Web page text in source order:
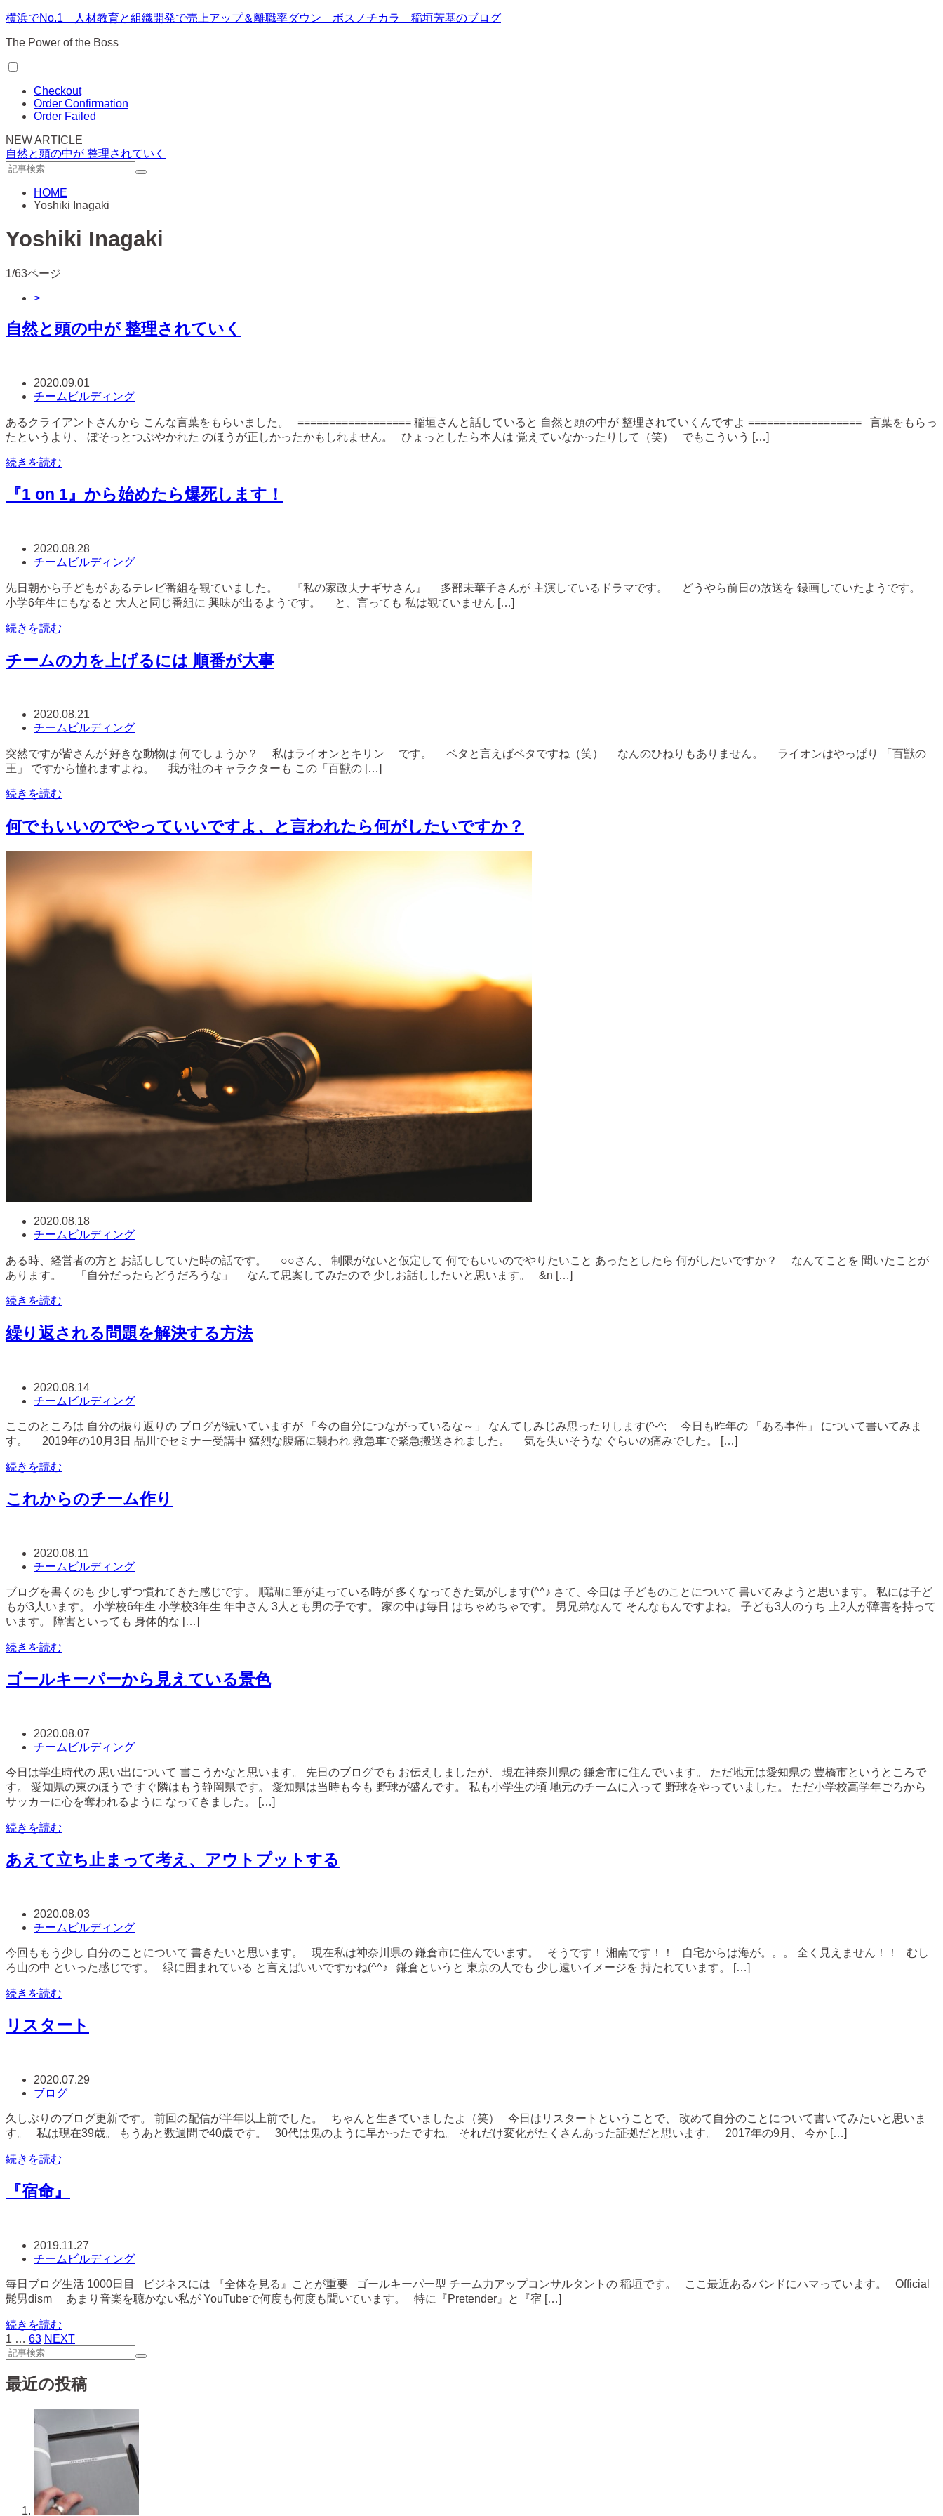
横浜でNo.1 人材教育と組織開発で売上アップ＆離職率ダウン ボスノチカラ 稲垣芳基のブログ
The Power of the Boss
Checkout
Order Confirmation
Order Failed
NEW ARTICLE
自然と頭の中が 整理されていく
HOME
Yoshiki Inagaki
Yoshiki Inagaki
1/63ページ
>
自然と頭の中が 整理されていく
2020.09.01
チームビルディング
あるクライアントさんから こんな言葉をもらいました。 ================== 稲垣さんと話していると 自然と頭の中が 整理されていくんですよ ================== 言葉をもらっ
たというより、 ぼそっとつぶやかれた のほうが正しかったかもしれません。 ひょっとしたら本人は 覚えていなかったりして（笑） でもこういう […]
続きを読む
『1 on 1』から始めたら爆死します！
2020.08.28
チームビルディング
先日朝から子どもが あるテレビ番組を観ていました。 『私の家政夫ナギサさん』 多部未華子さんが 主演しているドラマです。 どうやら前日の放送を 録画していたようです。
小学6年生にもなると 大人と同じ番組に 興味が出るようです。 と、言っても 私は観ていません […]
続きを読む
チームの力を上げるには 順番が大事
2020.08.21
チームビルディング
突然ですが皆さんが 好きな動物は 何でしょうか？ 私はライオンとキリン です。 ベタと言えばベタですね（笑） なんのひねりもありません。 ライオンはやっぱり 「百獣の
王」 ですから憧れますよね。 我が社のキャラクターも この「百獣の […]
続きを読む
何でもいいのでやっていいですよ、と言われたら何がしたいですか？
2020.08.18
チームビルディング
ある時、経営者の方と お話ししていた時の話です。 ○○さん、 制限がないと仮定して 何でもいいのでやりたいこと あったとしたら 何がしたいですか？ なんてことを 聞いたことが
あります。 「自分だったらどうだろうな」 なんて思案してみたので 少しお話ししたいと思います。 &n […]
続きを読む
繰り返される問題を解決する方法
2020.08.14
チームビルディング
ここのところは 自分の振り返りの ブログが続いていますが 「今の自分につながっているな～」 なんてしみじみ思ったりします(^-^; 今日も昨年の 「ある事件」 について書いてみま
す。 2019年の10月3日 品川でセミナー受講中 猛烈な腹痛に襲われ 救急車で緊急搬送されました。 気を失いそうな ぐらいの痛みでした。 […]
続きを読む
これからのチーム作り
2020.08.11
チームビルディング
ブログを書くのも 少しずつ慣れてきた感じです。 順調に筆が走っている時が 多くなってきた気がします(^^♪ さて、今日は 子どものことについて 書いてみようと思います。 私には子ど
もが3人います。 小学校6年生 小学校3年生 年中さん 3人とも男の子です。 家の中は毎日 はちゃめちゃです。 男兄弟なんて そんなもんですよね。 子ども3人のうち 上2人が障害を持って
います。 障害といっても 身体的な […]
続きを読む
ゴールキーパーから見えている景色
2020.08.07
チームビルディング
今日は学生時代の 思い出について 書こうかなと思います。 先日のブログでも お伝えしましたが、 現在神奈川県の 鎌倉市に住んでいます。 ただ地元は愛知県の 豊橋市というところで
す。 愛知県の東のほうで すぐ隣はもう静岡県です。 愛知県は当時も今も 野球が盛んです。 私も小学生の頃 地元のチームに入って 野球をやっていました。 ただ小学校高学年ごろから
サッカーに心を奪われるように なってきました。 […]
続きを読む
あえて立ち止まって考え、アウトプットする
2020.08.03
チームビルディング
今回ももう少し 自分のことについて 書きたいと思います。 現在私は神奈川県の 鎌倉市に住んでいます。 そうです！ 湘南です！！ 自宅からは海が。。。 全く見えません！！ むし
ろ山の中 といった感じです。 緑に囲まれている と言えばいいですかね(^^♪ 鎌倉というと 東京の人でも 少し遠いイメージを 持たれています。 […]
続きを読む
リスタート
2020.07.29
ブログ
久しぶりのブログ更新です。 前回の配信が半年以上前でした。 ちゃんと生きていましたよ（笑） 今日はリスタートということで、 改めて自分のことについて書いてみたいと思いま
す。 私は現在39歳。 もうあと数週間で40歳です。 30代は鬼のように早かったですね。 それだけ変化がたくさんあった証拠だと思います。 2017年の9月、 今か […]
続きを読む
『宿命』
2019.11.27
チームビルディング
毎日ブログ生活 1000日目 ビジネスには 『全体を見る』ことが重要 ゴールキーパー型 チーム力アップコンサルタントの 稲垣です。 ここ最近あるバンドにハマっています。 Official
髭男dism あまり音楽を聴かない私が YouTubeで何度も何度も聞いています。 特に『Pretender』と『宿 […]
続きを読む
1 … 63 NEXT
最近の投稿